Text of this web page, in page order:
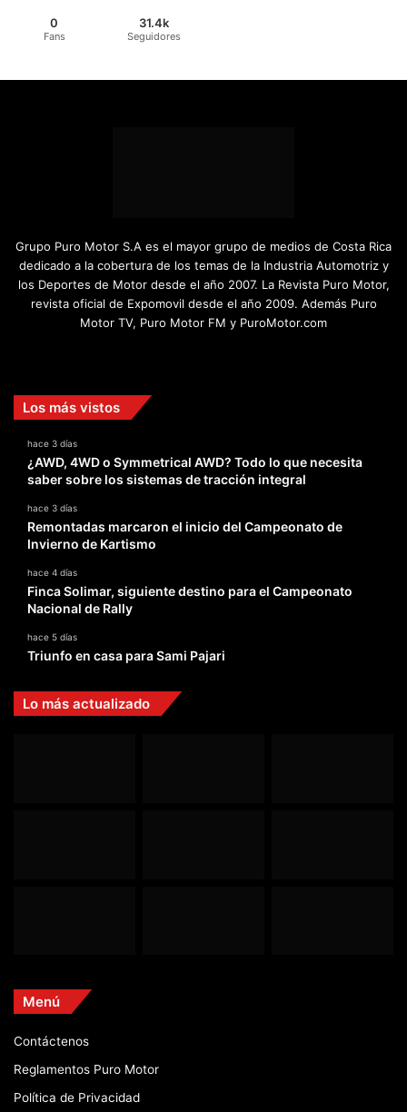
0
Fans
31.4k
Seguidores
Grupo Puro Motor S.A es el mayor grupo de medios de Costa Rica
dedicado a la cobertura de los temas de la Industria Automotriz y
los Deportes de Motor desde el año 2007. La Revista Puro Motor,
revista oficial de Expomovil desde el año 2009. Además Puro
Motor TV, Puro Motor FM y PuroMotor.com
Los más vistos
hace 3 días
¿AWD, 4WD o Symmetrical AWD? Todo lo que necesita
saber sobre los sistemas de tracción integral
hace 3 días
Remontadas marcaron el inicio del Campeonato de
Invierno de Kartismo
hace 4 días
Finca Solimar, siguiente destino para el Campeonato
Nacional de Rally
hace 5 días
Triunfo en casa para Sami Pajari
Lo más actualizado
Menú
Contáctenos
Reglamentos Puro Motor
Política de Privacidad